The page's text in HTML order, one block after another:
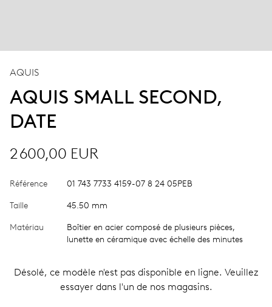
AQUIS
AQUIS SMALL SECOND,
DATE
2 600,00 EUR
Référence 01 743 7733 4159-07 8 24 05PEB
Taille 45.50 mm
Matériau
Boîtier en acier composé de plusieurs pièces,
lunette en céramique avec échelle des minutes
Désolé, ce modèle n'est pas disponible en ligne. Veuillez
essayer dans l'un de nos magasins.